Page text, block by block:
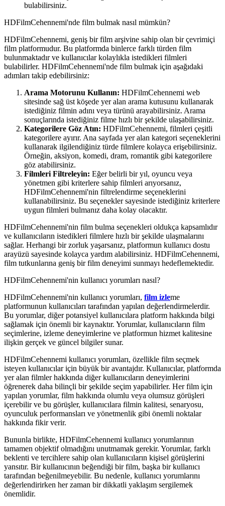
bulabilirsiniz.
HDFilmCehennemi'nde film bulmak nasıl mümkün?
HDFilmCehennemi, geniş bir film arşivine sahip olan bir çevrimiçi
film platformudur. Bu platformda binlerce farklı türden film
bulunmaktadır ve kullanıcılar kolaylıkla istedikleri filmleri
bulabilirler. HDFilmCehennemi'nde film bulmak için aşağıdaki
adımları takip edebilirsiniz:
Arama Motorunu Kullanın: HDFilmCehennemi web
sitesinde sağ üst köşede yer alan arama kutusunu kullanarak
istediğiniz filmin adını veya türünü arayabilirsiniz. Arama
sonuçlarında istediğiniz filme hızlı bir şekilde ulaşabilirsiniz.
Kategorilere Göz Atın: HDFilmCehennemi, filmleri çeşitli
kategorilere ayırır. Ana sayfada yer alan kategori seçeneklerini
kullanarak ilgilendiğiniz türde filmlere kolayca erişebilirsiniz.
Örneğin, aksiyon, komedi, dram, romantik gibi kategorilere
göz atabilirsiniz.
Filmleri Filtreleyin: Eğer belirli bir yıl, oyuncu veya
yönetmen gibi kriterlere sahip filmleri arıyorsanız,
HDFilmCehennemi'nin filtrelendirme seçeneklerini
kullanabilirsiniz. Bu seçenekler sayesinde istediğiniz kriterlere
uygun filmleri bulmanız daha kolay olacaktır.
HDFilmCehennemi'nin film bulma seçenekleri oldukça kapsamlıdır
ve kullanıcıların istedikleri filmlere hızlı bir şekilde ulaşmalarını
sağlar. Herhangi bir zorluk yaşarsanız, platformun kullanıcı dostu
arayüzü sayesinde kolayca yardım alabilirsiniz. HDFilmCehennemi,
film tutkunlarına geniş bir film deneyimi sunmayı hedeflemektedir.
HDFilmCehennemi'nin kullanıcı yorumları nasıl?
HDFilmCehennemi'nin kullanıcı yorumları, film izleme
platformunun kullanıcıları tarafından yapılan değerlendirmelerdir.
Bu yorumlar, diğer potansiyel kullanıcılara platform hakkında bilgi
sağlamak için önemli bir kaynaktır. Yorumlar, kullanıcıların film
seçimlerine, izleme deneyimlerine ve platformun hizmet kalitesine
ilişkin gerçek ve güncel bilgiler sunar.
HDFilmCehennemi kullanıcı yorumları, özellikle film seçmek
isteyen kullanıcılar için büyük bir avantajdır. Kullanıcılar, platformda
yer alan filmler hakkında diğer kullanıcıların deneyimlerini
öğrenerek daha bilinçli bir şekilde seçim yapabilirler. Her film için
yapılan yorumlar, film hakkında olumlu veya olumsuz görüşleri
içerebilir ve bu görüşler, kullanıcılara filmin kalitesi, senaryosu,
oyunculuk performansları ve yönetmenlik gibi önemli noktalar
hakkında fikir verir.
Bununla birlikte, HDFilmCehennemi kullanıcı yorumlarının
tamamen objektif olmadığını unutmamak gerekir. Yorumlar, farklı
beklenti ve tercihlere sahip olan kullanıcıların kişisel görüşlerini
yansıtır. Bir kullanıcının beğendiği bir film, başka bir kullanıcı
tarafından beğenilmeyebilir. Bu nedenle, kullanıcı yorumlarını
değerlendirirken her zaman bir dikkatli yaklaşım sergilemek
önemlidir.